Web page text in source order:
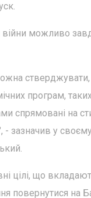
можливо
програм, таких
спрямовані
- зазначив у
цілі, що
повернутися на